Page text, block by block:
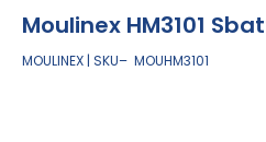
Moulinex HM3101
MOULINEX SKU MOUHM3101